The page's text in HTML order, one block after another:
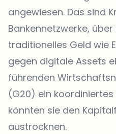
angewiesen. Das sind
Bankennetzwerke, über
traditionelles Geld wie
gegen digitale Assets
führenden
(G20) ein
könnten sie den
austrocknen.